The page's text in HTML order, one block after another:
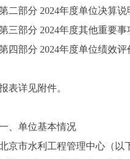
部分 2024年度单位决算说
部分 2024年度其他重要事
部分 2024年度单位绩效评
详见附件。
单位基本情况
市水利工程管理中心（以下